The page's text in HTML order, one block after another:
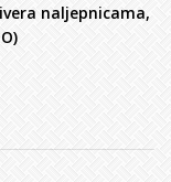
naljepnicama,